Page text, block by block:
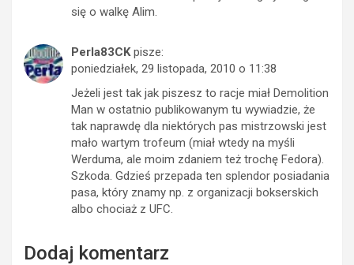
się o walkę Alim.
Perla83CK pisze:
poniedziałek, 29 listopada, 2010 o 11:38
Jeżeli jest tak jak piszesz to racje miał Demolition
Man w ostatnio publikowanym tu wywiadzie, że
tak naprawdę dla niektórych pas mistrzowski jest
mało wartym trofeum (miał wtedy na myśli
Werduma, ale moim zdaniem też trochę Fedora).
Szkoda. Gdzieś przepada ten splendor posiadania
pasa, który znamy np. z organizacji bokserskich
albo chociaż z UFC.
Dodaj komentarz